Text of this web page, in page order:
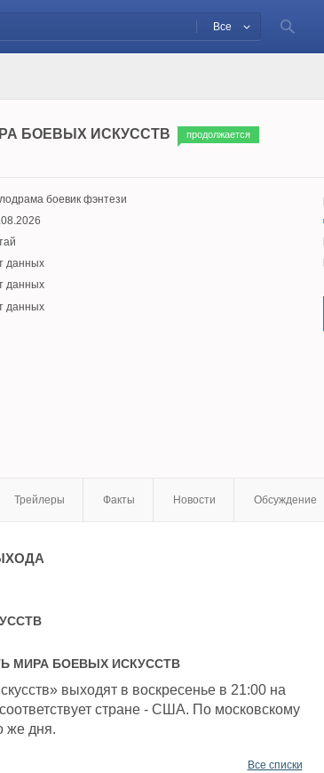
Все
БОЕВЫХ ИСКУССТВ продолжается
боевик фэнтези
данных
данных
данных
Трейлеры Факты Новости Обсуждение
МИРА БОЕВЫХ ИСКУССТВ
выходят в воскресенье в 21:00 на
стране - США. По московскому
же дня.
Все списки